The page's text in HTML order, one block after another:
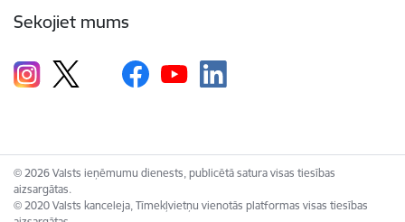
Sekojiet mums
© 2026 Valsts ieņēmumu dienests, publicētā satura visas tiesības
aizsargātas.
© 2020 Valsts kanceleja, Tīmekļvietņu vienotās platformas visas tiesības